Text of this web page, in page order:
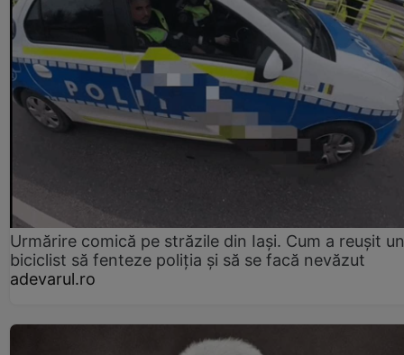
Urmărire comică pe străzile din Iași. Cum a reușit un
biciclist să fenteze poliția și să se facă nevăzut
adevarul.ro